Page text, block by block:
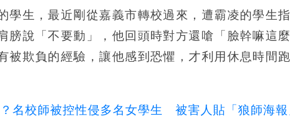
學生，最近剛從嘉義市轉校過來，遭霸凌的學生
膀說「不要動」，他回頭時對方還嗆「臉幹嘛這
被欺負的經驗，讓他感到恐懼，才利用休息時間
？名校師被控性侵多名女學生 被害人貼「狼師海